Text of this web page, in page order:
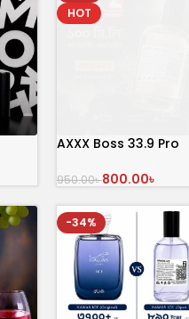
HOT
AXXX Boss 33.9 Pro
950.00৳800.00৳
অর্ডার করুন
-34%